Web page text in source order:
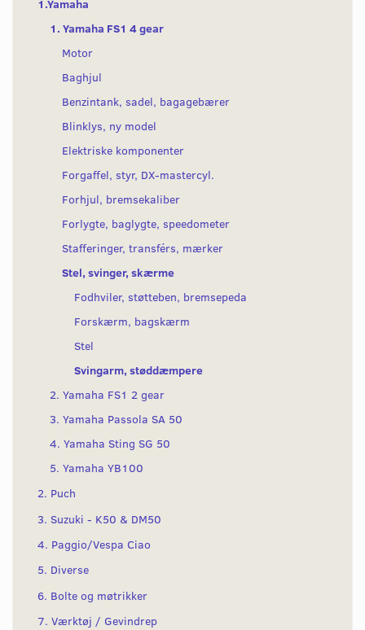
1.Yamaha
1. Yamaha FS1 4 gear
Motor
Baghjul
Benzintank, sadel, bagagebærer
Blinklys, ny model
Elektriske komponenter
Forgaffel, styr, DX-mastercyl.
Forhjul, bremsekaliber
Forlygte, baglygte, speedometer
Stafferinger, transférs, mærker
Stel, svinger, skærme
Fodhviler, støtteben, bremsepeda
Forskærm, bagskærm
Stel
Svingarm, støddæmpere
2. Yamaha FS1 2 gear
3. Yamaha Passola SA 50
4. Yamaha Sting SG 50
5. Yamaha YB100
2. Puch
3. Suzuki - K50 & DM50
4. Paggio/Vespa Ciao
5. Diverse
6. Bolte og møtrikker
7. Værktøj / Gevindrep